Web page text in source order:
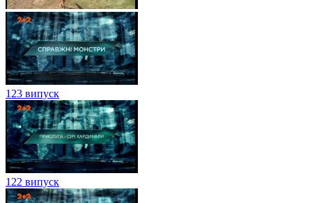
123 випуск
122 випуск